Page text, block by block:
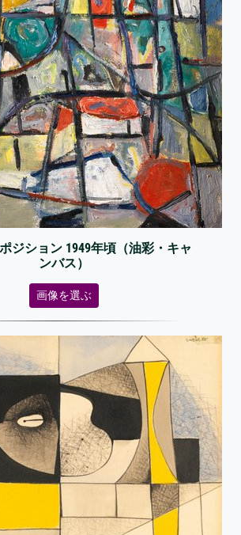
ジション 1949年頃（油彩・キャ
ンバス）
画像を選ぶ